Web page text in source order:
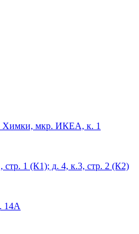
мкр. ИКЕА, к. 1
1 (К1); д. 4, к.3, стр. 2 (К2)
14А